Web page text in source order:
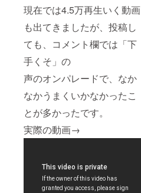
現在では4.5万再生いく動画
も出てきましたが、投稿し
ても、コメント欄では「下
手くそ」の
声のオンパレードで、なか
なかうまくいかなかったこ
とが多かったです。
実際の動画→